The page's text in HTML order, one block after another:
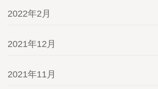
2022年2月
2021年12月
2021年11月